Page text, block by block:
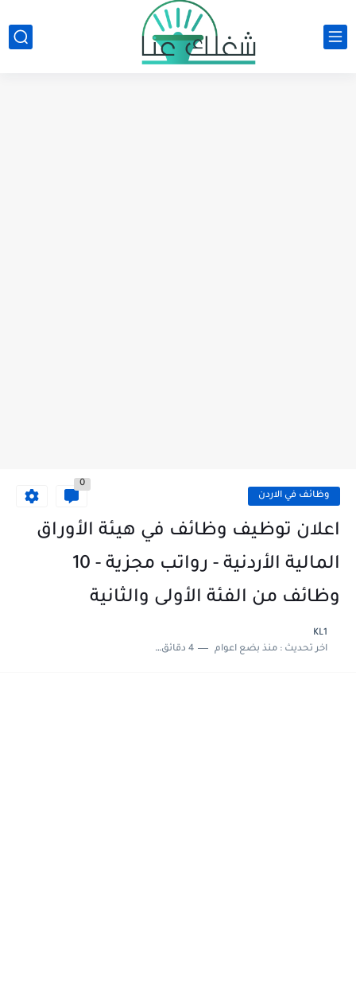
وظائف في الاردن
0
اعلان توظيف وظائف في هيئة الأوراق
المالية الأردنية - رواتب مجزية - 10
وظائف من الفئة الأولى والثانية
KL1
اخر تحديث :منذ بضع اعوام 4 دقائق للقراءة